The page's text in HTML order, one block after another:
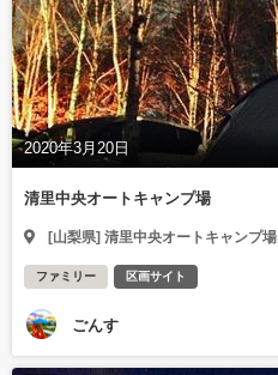
2020年3月20日
清里中央オートキャンプ場
[山梨県] 清里中央オートキャンプ場
ファミリー 区画サイト
ごんす